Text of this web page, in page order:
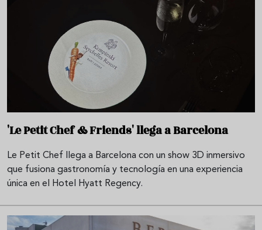
'Le Petit Chef & Friends' llega a Barcelona
Le Petit Chef llega a Barcelona con un show 3D inmersivo
que fusiona gastronomía y tecnología en una experiencia
única en el Hotel Hyatt Regency.